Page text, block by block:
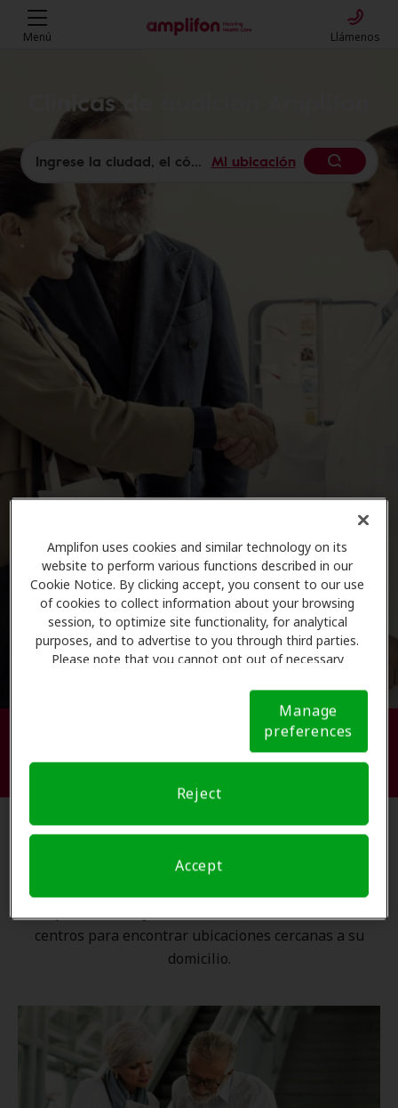
Amplifon uses cookies and similar technology on its
website to perform various functions described in our
Cookie Notice. By clicking accept, you consent to our use
of cookies to collect information about your browsing
session, to optimize site functionality, for analytical
purposes, and to advertise to you through third parties.
Please note that you cannot opt out of necessary
Notice (link here below). If you are using an opt-out
preference signal, we will honor that signal. Cookie
Manage
preferences
Reject
Accept
Menú Llámenos
Clínicas de audición Amplifon
Mi ubicación
Busque su centro de atención
auditiva.
Gracias a nuestra
, ningún proveedor de
centros para encontrar ubicaciones cercanas a su
domicilio.